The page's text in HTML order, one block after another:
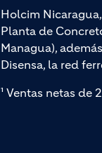
Holcim
Planta de
Managua),
Disensa, la red
¹ Ventas netas de